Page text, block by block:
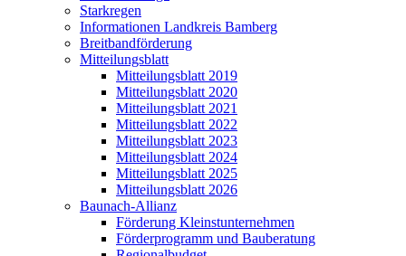
Starkregen
Informationen Landkreis Bamberg
Breitbandförderung
Mitteilungsblatt
Mitteilungsblatt 2019
Mitteilungsblatt 2020
Mitteilungsblatt 2021
Mitteilungsblatt 2022
Mitteilungsblatt 2023
Mitteilungsblatt 2024
Mitteilungsblatt 2025
Mitteilungsblatt 2026
Baunach-Allianz
Förderung Kleinstunternehmen
Förderprogramm und Bauberatung